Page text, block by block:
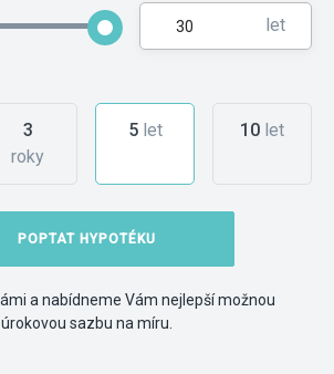
let
3
roky
5let 10 let
POPTAT HYPOTÉKU
a nabídneme Vám nejlepší možnou
úrokovou sazbu na míru.